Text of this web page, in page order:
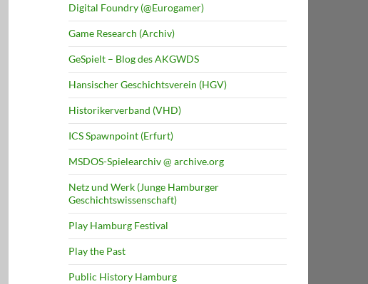
Digital Foundry (@Eurogamer)
Game Research (Archiv)
GeSpielt – Blog des AKGWDS
Hansischer Geschichtsverein (HGV)
Historikerverband (VHD)
ICS Spawnpoint (Erfurt)
MSDOS-Spielearchiv @ archive.org
Netz und Werk (Junge Hamburger
Geschichtswissenschaft)
Play Hamburg Festival
Play the Past
Public History Hamburg